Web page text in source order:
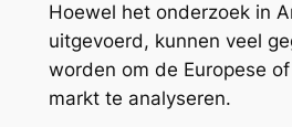
Hoewel het onderzoek in
uitgevoerd, kunnen veel
worden om de Europese
markt te analyseren.